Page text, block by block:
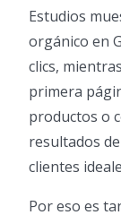
Estudios
orgánico en
clics,
primera
productos o
resultados
clientes
Por eso es